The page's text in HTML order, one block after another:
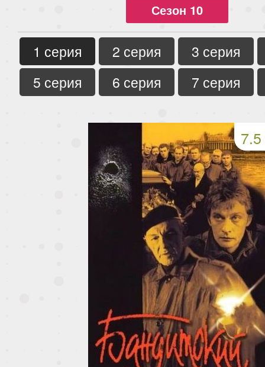
Сезон 10
1 серия 2 серия
3 серия
5 серия
6 серия 7 серия
7.5